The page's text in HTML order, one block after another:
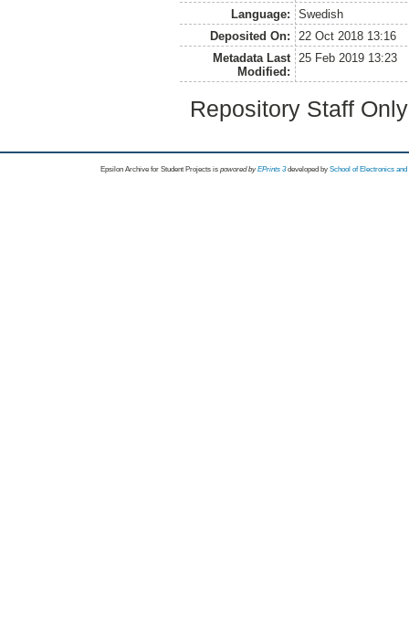
Language:
Swedish
Deposited On:
22 Oct 2018 13:16
Metadata Last
Modified:
25 Feb 2019 13:23
Repository Staff
Epsilon Archive for Student Projects is powored byEPrints 3 developed by School of Electronics